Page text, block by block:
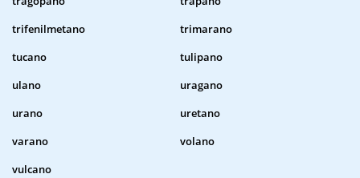
trifenilmetano
trimarano
tucano
tulipano
ulano
uragano
urano
uretano
varano
volano
vulcano